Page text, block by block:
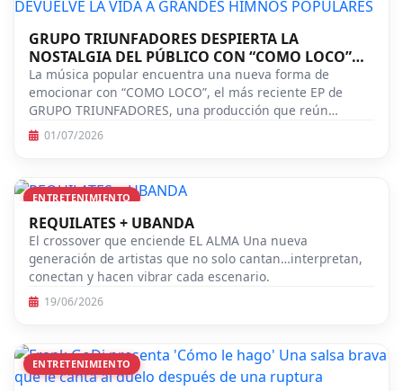
GRUPO TRIUNFADORES DESPIERTA LA
NOSTALGIA DEL PÚBLICO CON “COMO LOCO”
UN EP QUE DEVUELVE LA VIDA A GRANDES
HIMNOS POPULARES
La música popular encuentra una nueva forma de
emocionar con “COMO LOCO”, el más reciente EP de
GRUPO TRIUNFADORES, una producción que reún…
01/07/2026
ENTRETENIMIENTO
REQUILATES + UBANDA
El crossover que enciende EL ALMA Una nueva
generación de artistas que no solo cantan…interpretan,
conectan y hacen vibrar cada escenario.
19/06/2026
ENTRETENIMIENTO